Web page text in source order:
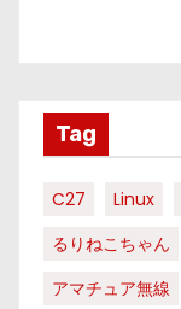
Tag
C27 Linux
るりねこちゃん
アマチュア無線